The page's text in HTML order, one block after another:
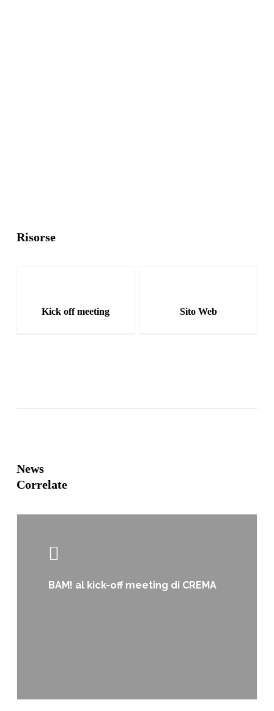
Risorse
Kick off meeting Sito Web
News
Correlate
BAM! al kick-off meeting di CREMA